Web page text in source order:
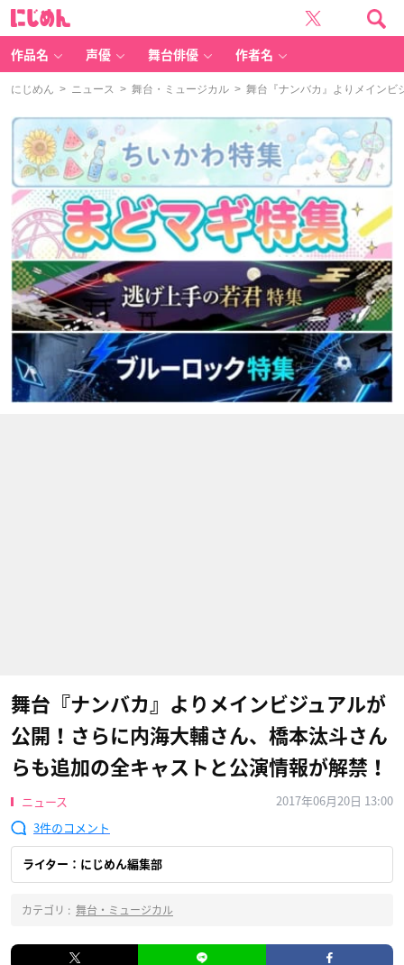
作品名 声優 舞台俳優 作者名
にじめん > ニュース > 舞台・ミュージカル > 舞台『ナンバカ』よりメインビ
舞台『ナンバカ』よりメインビジュアルが
公開！さらに内海大輔さん、橋本汰斗さん
らも追加の全キャストと公演情報が解禁！
ニュース
2017年06月20日 13:00
3
ライター：にじめん編集部
カテゴリ : 舞台・ミュージカル